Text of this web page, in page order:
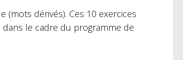
(mots dérivés). Ces 10 exercices
le cadre du programme de